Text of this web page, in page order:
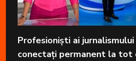
Profesioniști ai
conectați permanent la tot